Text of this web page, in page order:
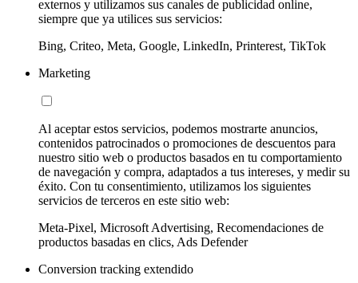
externos y utilizamos sus canales de publicidad online,
siempre que ya utilices sus servicios:
Bing, Criteo, Meta, Google, LinkedIn, Printerest, TikTok
Marketing
Al aceptar estos servicios, podemos mostrarte anuncios,
contenidos patrocinados o promociones de descuentos para
nuestro sitio web o productos basados en tu comportamiento
de navegación y compra, adaptados a tus intereses, y medir su
éxito. Con tu consentimiento, utilizamos los siguientes
servicios de terceros en este sitio web:
Meta-Pixel, Microsoft Advertising, Recomendaciones de
productos basadas en clics, Ads Defender
Conversion tracking extendido